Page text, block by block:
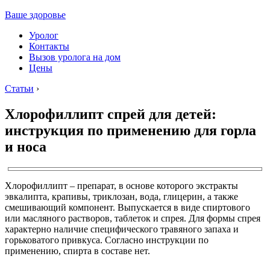
Ваше здоровье
Уролог
Контакты
Вызов уролога на дом
Цены
Статьи ›
Хлорофиллипт спрей для детей:
инструкция по применению для горла
и носа
Хлорофиллипт – препарат, в основе которого экстракты
эвкалипта, крапивы, триклозан, вода, глицерин, а также
смешивающий компонент. Выпускается в виде спиртового
или масляного растворов, таблеток и спрея. Для формы спрея
характерно наличие специфического травяного запаха и
горьковатого привкуса. Согласно инструкции по
применению, спирта в составе нет.